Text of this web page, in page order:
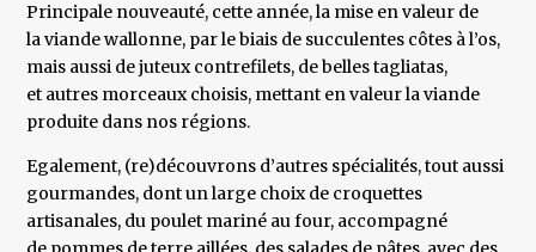
Principale nouveauté, cette année, la mise en valeur de
la viande wallonne, par le biais de succulentes côtes à l’os,
mais aussi de juteux contrefilets, de belles tagliatas,
et autres morceaux choisis, mettant en valeur la viande
produite dans nos régions.
Egalement, (re)découvrons d’autres spécialités, tout aussi
gourmandes, dont un large choix de croquettes
artisanales, du poulet mariné au four, accompagné